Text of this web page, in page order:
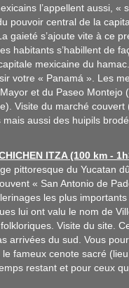
l’appellent aussi,
pouvoir central de la
gaieté s’ajoute vite à ce
habitants s’habillent de
mexicaine du
votre « Panamá ». Les
et du Paseo
Visite du marché
aussi des huipils
ITZA (100 km -
pittoresque du Yucatan
« San Antonio de
les plus
lui ont valu le nom de
Visite du site.
arrivées du sud. Vous
fameux cenote sacré
restant et pour ceux